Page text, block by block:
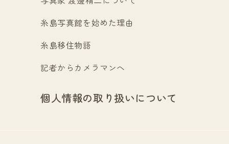
糸島写真館を始めた理由
糸島移住物語
記者からカメラマンへ
個人情報の取り扱いについて